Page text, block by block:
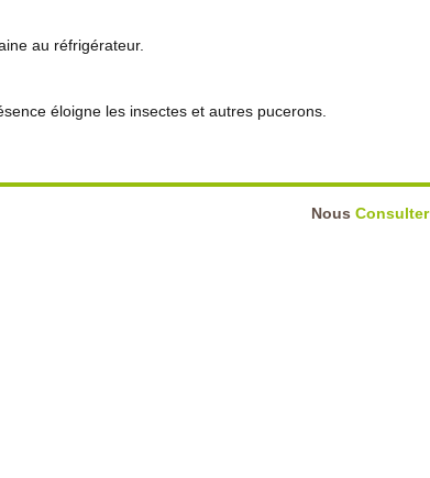
au réfrigérateur.
éloigne les insectes et autres pucerons.
Nous Consulter